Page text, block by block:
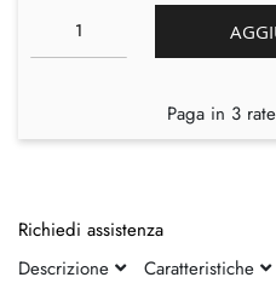
Paga in 3
Richiedi assistenza
Descrizione
Caratteristiche